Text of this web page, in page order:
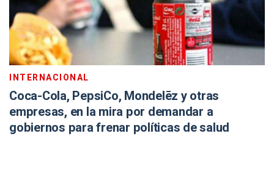
INTERNACIONAL
Coca-Cola, PepsiCo, Mondelēz y otras
empresas, en la mira por demandar a
gobiernos para frenar políticas de salud